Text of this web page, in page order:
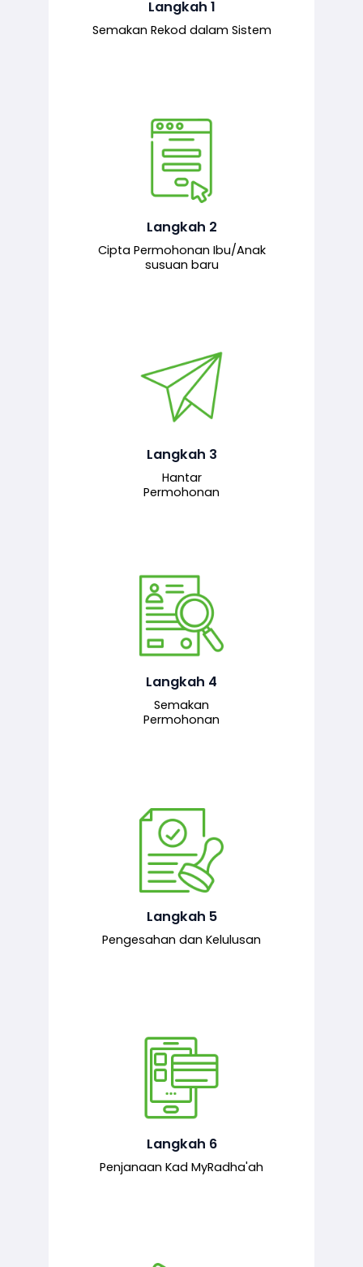
Langkah 1
Semakan Rekod dalam Sistem
Langkah 2
Cipta Permohonan Ibu/Anak
susuan baru
Pemohon mengisi borang
permohonan bagi pendaftaran
baharu melalui sistem.
Langkah 3
Hantar
Permohonan
Permohonan yang lengkap dihantar
untuk proses semakan dan
bertanggungjawab.
Langkah 4
Semakan
Permohonan
Pegawai penyemak menyemak
maklumat yang dikemukakan. Jika
semua maklumat adalah lengkap dan
kepada pegawai pelulus untuk
tindakan seterusnya.
Langkah 5
Pengesahan dan Kelulusan
Pegawai pelulus menilai permohonan
dan memberi pengesahan serta
kelulusan akhir sekiranya semuanya
mematuhi syarat ditetapkan.
Langkah 6
Penjanaan Kad MyRadha'ah
Setelah permohonan diluluskan, kad
MyRadha’ah akan dijana.